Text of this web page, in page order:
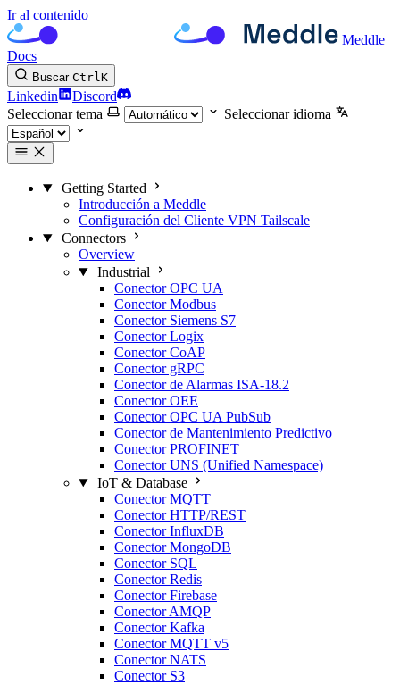
Ir al contenido
Meddle
Docs
Buscar CtrlK
Linkedin
Discord
Seleccionar tema
Seleccionar idioma
Getting Started
Introducción a Meddle
Configuración del Cliente VPN Tailscale
Connectors
Overview
Industrial
Conector OPC UA
Conector Modbus
Conector Siemens S7
Conector Logix
Conector CoAP
Conector gRPC
Conector de Alarmas ISA-18.2
Conector OEE
Conector OPC UA PubSub
Conector de Mantenimiento Predictivo
Conector PROFINET
Conector UNS (Unified Namespace)
IoT & Database
Conector MQTT
Conector HTTP/REST
Conector InfluxDB
Conector MongoDB
Conector SQL
Conector Redis
Conector Firebase
Conector AMQP
Conector Kafka
Conector MQTT v5
Conector NATS
Conector S3